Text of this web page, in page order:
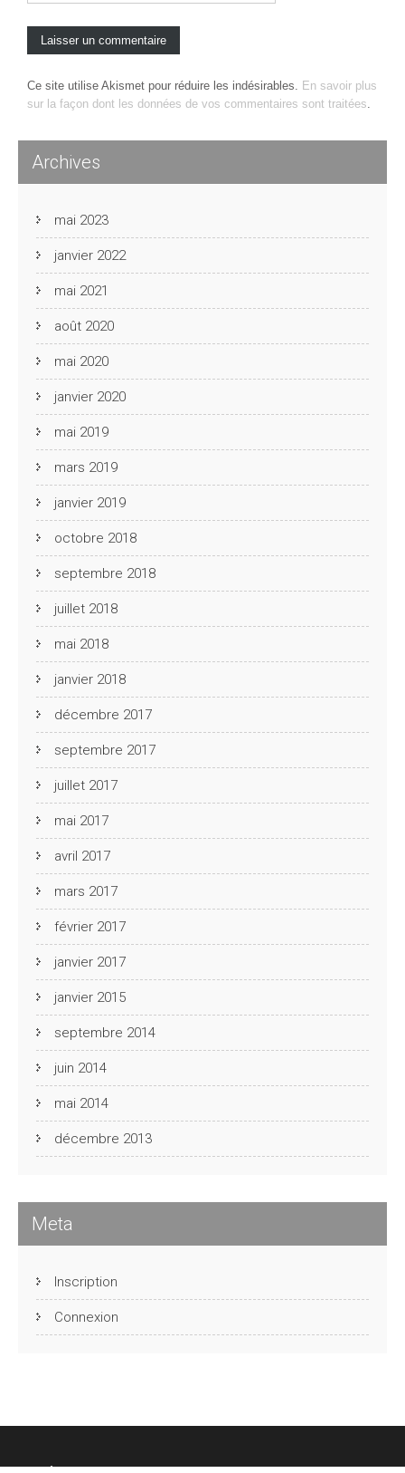
Ce site utilise Akismet pour réduire les indésirables.
En savoir plus
sur la façon dont les données de vos commentaires sont traitées
Archives
mai 2023
janvier 2022
mai 2021
août 2020
mai 2020
janvier 2020
mai 2019
mars 2019
janvier 2019
octobre 2018
septembre 2018
juillet 2018
mai 2018
janvier 2018
décembre 2017
septembre 2017
juillet 2017
mai 2017
avril 2017
mars 2017
février 2017
janvier 2017
janvier 2015
septembre 2014
juin 2014
mai 2014
décembre 2013
Meta
Inscription
Connexion